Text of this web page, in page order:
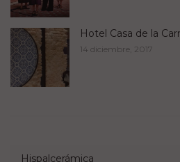
Hotel Casa de la
14 diciembre, 2017
Hispalcerámica